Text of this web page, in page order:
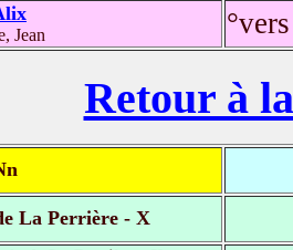
Jean
Retour à
La Perrière - X